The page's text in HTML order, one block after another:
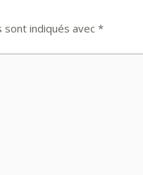
sont indiqués avec*